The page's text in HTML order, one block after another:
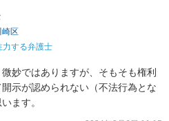
崎区
力する弁護士
妙ではありますが、そもそも権利
示が認められない（不法行為とな
ます。